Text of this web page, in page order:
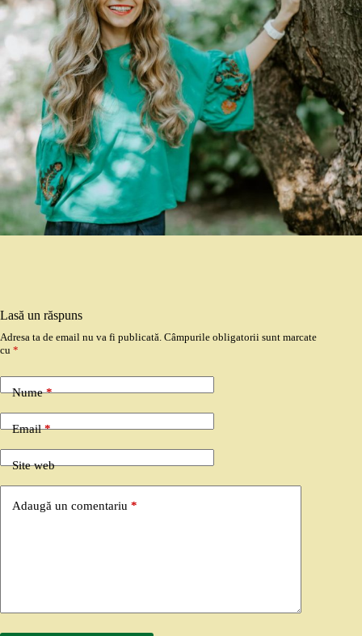
Lasă un răspuns
Adresa ta de email nu va fi publicată. Câmpurile obligatorii sunt marcate
cu *
Nume*
Email*
Site web
Adaugă un comentariu *